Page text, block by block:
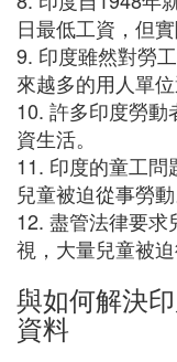
日最低工資，但
9. 印度雖然對勞
來越多的用人單
10. 許多印度勞動
資生活。
11. 印度的童工問
兒童被迫從事勞動
12. 盡管法律要求
視，大量兒童被
與如何解決
資料